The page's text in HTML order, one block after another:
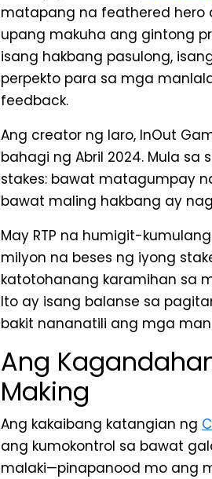
matapang na feathered
upang makuha ang gintong
isang hakbang pasulong,
perpekto para sa mga
feedback.
Ang creator ng laro, InOut
bahagi ng Abril 2024. Mula
stakes: bawat matagumpay
bawat maling hakbang ay
May RTP na humigit-
milyon na beses ng iyong
katotohanang karamihan sa
Ito ay isang balanse sa
bakit nananatili ang mga
Ang
Making
Ang kakaibang katangian ng
ang kumokontrol sa bawat
malaki—pinapanood mo ang